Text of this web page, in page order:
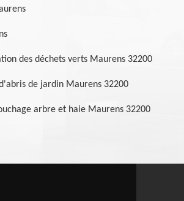
des déchets verts Maurens 32200
de jardin Maurens 32200
arbre et haie Maurens 32200